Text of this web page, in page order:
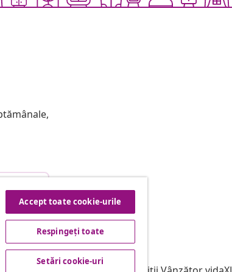
vidaXL
Despre vidaXL
Accept toate cookie-urile
Respingeți toate
Setări cookie-uri